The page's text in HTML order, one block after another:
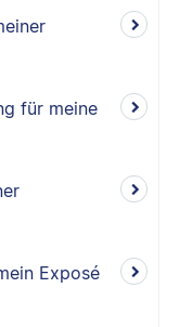
für meine
Exposé